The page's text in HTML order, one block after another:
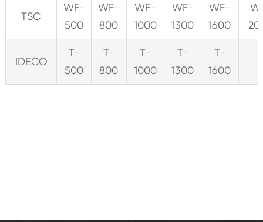
TSC
WF-
500
WF-
800
WF-
1000
WF-
1300
WF-
1600
IDECO
T-
500
T-
800
T-
1000
T-
1300
T-
1600